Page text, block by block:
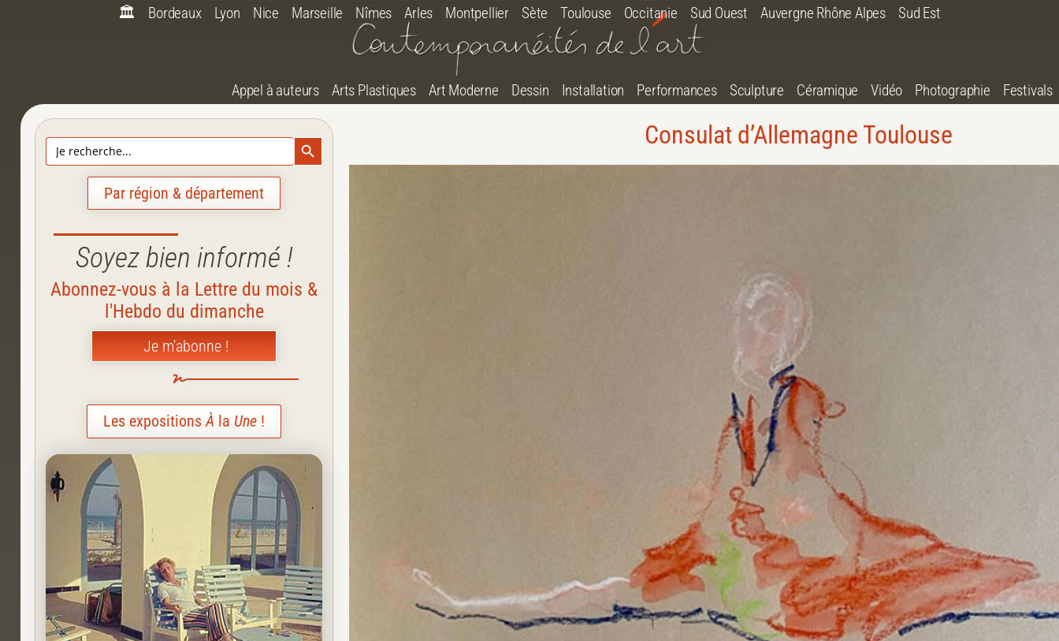
🏛️ Bordeaux Lyon Nice Marseille Nîmes Arles Montpellier Sète Toulouse Occitanie Sud Ouest Auvergne Rhône Alpes Sud Est
Appel à auteurs Arts Plastiques Art Moderne Dessin Installation Performances Sculpture Céramique Vidéo Photographie Festivals
Search
for:
Search Button
Par région & département
Soyez bien informé !
Abonnez-vous à la Lettre du mois &
l'Hebdo du dimanche
Je m'abonne !
Les expositionsÀ la Une !
Consulat d’Allemagne Toulouse